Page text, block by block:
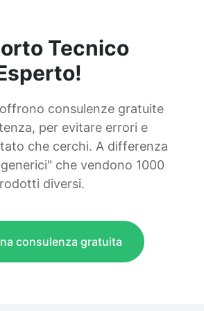
Tecnico
consulenze gratuite
per evitare errori e
che cerchi. A differenza
che vendono 1000
diversi.
consulenza gratuita